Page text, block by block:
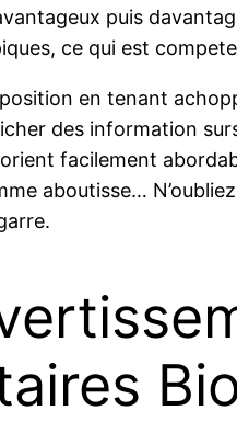
puis
ce qui est
en tenant
des information
facilement
aboutisse…